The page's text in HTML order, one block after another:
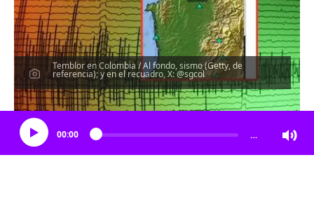
Temblor en Colombia / Al fondo, sismo (Getty, de
referencia); y en el recuadro, X: @sgcol
Escucha el artículo
00:00 …